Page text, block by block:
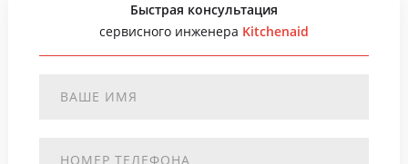
Быстрая консультация
сервисного инженера Kitchenaid